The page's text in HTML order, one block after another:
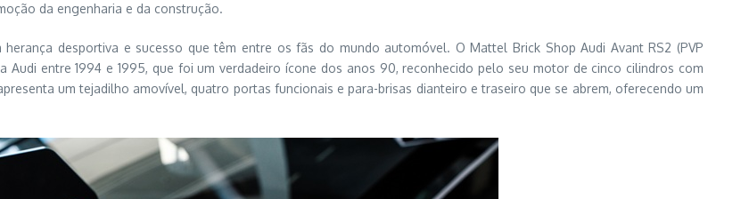
da engenharia e da construção.
desportiva e sucesso que têm entre os fãs do mundo automóvel. O Mattel Brick Shop Audi Avant RS2 (PVP
Audi entre 1994 e 1995, que foi um verdadeiro ícone dos anos 90, reconhecido pelo seu motor de cinco cilindros com
um tejadilho amovível, quatro portas funcionais e para-brisas dianteiro e traseiro que se abrem, oferecendo um